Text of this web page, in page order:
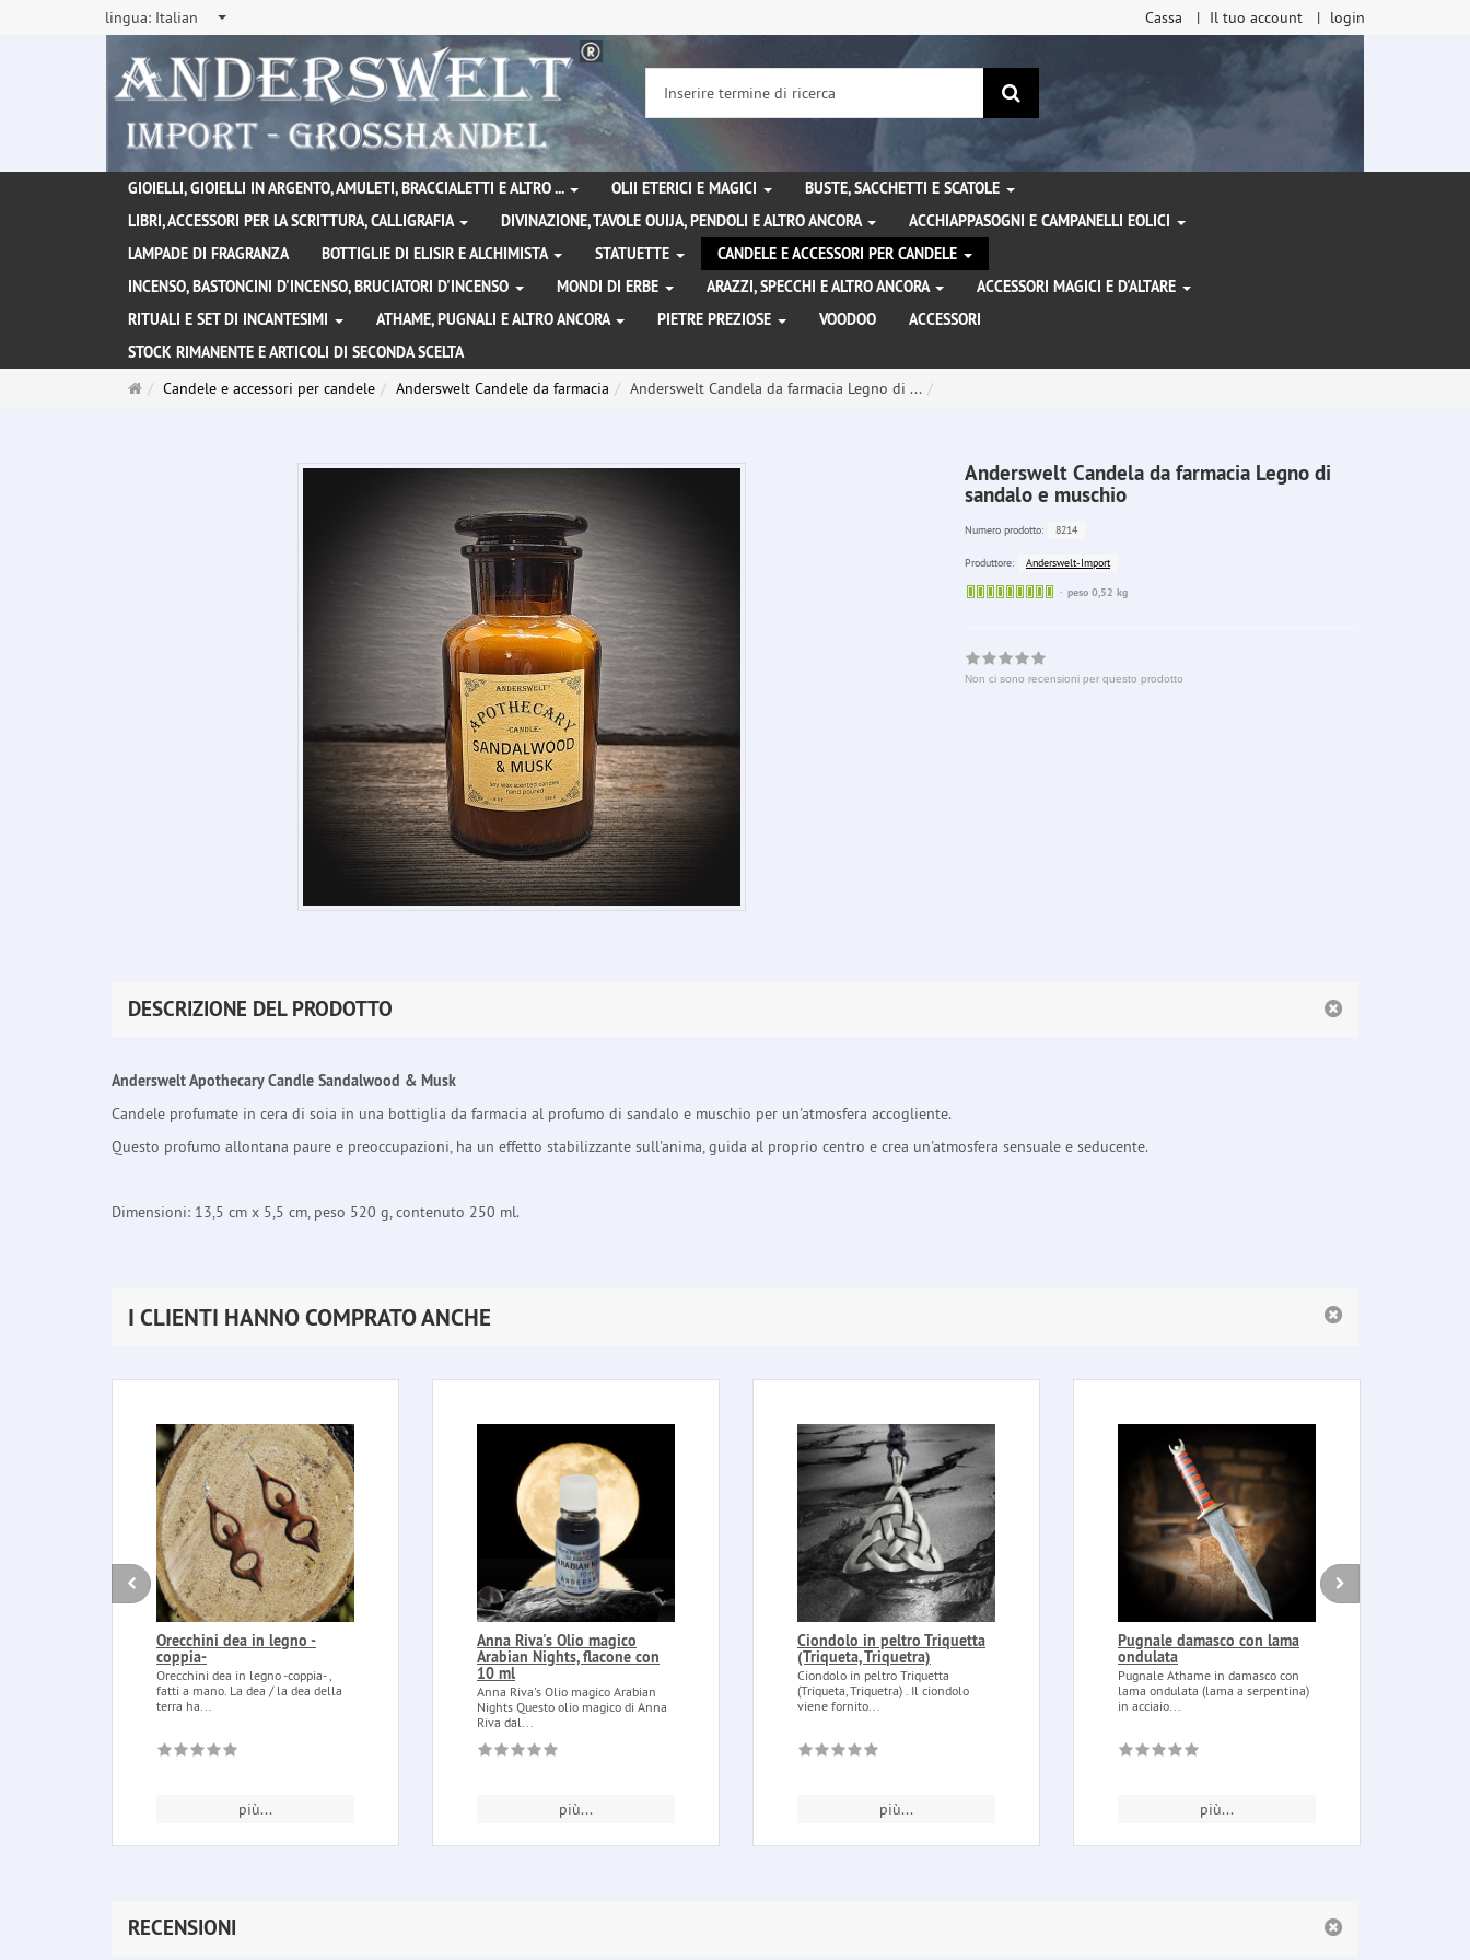
lingua: Italian Cassa Il tuo account login
ricerca
GIOIELLI, GIOIELLI IN ARGENTO, AMULETI, BRACCIALETTI E ALTRO ... OLII ETERICI E MAGICI
BUSTE, SACCHETTI E SCATOLE
LIBRI, ACCESSORI PER LA SCRITTURA, CALLIGRAFIA
DIVINAZIONE, TAVOLE OUIJA, PENDOLI E ALTRO ANCORA
ACCHIAPPASOGNI E CAMPANELLI EOLICI
LAMPADE DI FRAGRANZA
BOTTIGLIE DI ELISIR E ALCHIMISTA STATUETTE
CANDELE E ACCESSORI PER CANDELE
INCENSO, BASTONCINI D'INCENSO, BRUCIATORI D'INCENSO
MONDI DI ERBE ARAZZI, SPECCHI E ALTRO ANCORA
ACCESSORI MAGICI E D'ALTARE
RITUALI E SET DI INCANTESIMI
ATHAME, PUGNALI E ALTRO ANCORA PIETRE PREZIOSE VOODOO
ACCESSORI
STOCK RIMANENTE E ARTICOLI DI SECONDA SCELTA
PaginaCandele e accessori per candele Anderswelt Candele da farmacia Anderswelt Candela da farmacia Legno di ...
Anderswelt Candela da farmacia Legno di
sandalo e muschio
Numero prodotto: 8214
Produttore:
Anderswelt-Import
Sofort
peso 0,52 kg
Non ci sono recensioni per questo prodotto
DESCRIZIONE DEL PRODOTTO
Anderswelt Apothecary Candle Sandalwood & Musk
Candele profumate in cera di soia in una bottiglia da farmacia al profumo di sandalo e muschio per un'atmosfera accogliente.
Questo profumo allontana paure e preoccupazioni, ha un effetto stabilizzante sull'anima, guida al proprio centro e crea un'atmosfera sensuale e seducente.
Dimensioni: 13,5 cm x 5,5 cm, peso 520 g, contenuto 250 ml.
I CLIENTI HANNO COMPRATO ANCHE
Orecchini dea in legno -
coppia-
Orecchini dea in legno -coppia- ,
fatti a mano. La dea / la dea della
terra ha...
più...
Anna Riva's Olio magico
Arabian Nights, flacone con
10 ml
Anna Riva's Olio magico Arabian
Nights Questo olio magico di Anna
Riva dal...
più...
Ciondolo in peltro Triquetta
(Triqueta, Triquetra)
Ciondolo in peltro Triquetta
(Triqueta, Triquetra) . Il ciondolo
viene fornito...
più...
Pugnale damasco con lama
ondulata
Pugnale Athame in damasco con
lama ondulata (lama a serpentina)
in acciaio...
più...
RECENSIONI